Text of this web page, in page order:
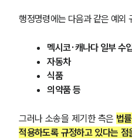
행정명령에는 다음과 같은 예외
멕시코·캐나다 일부 수
자동차
식품
의약품 등
그러나 소송을 제기한 측은 법
적용하도록 규정하고 있다는